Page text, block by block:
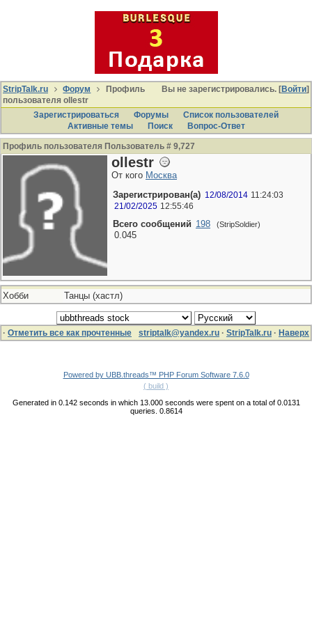
Вы не зарегистрировались. [Войти]
StripTalk.ru Форум
Профиль
пользователя ollestr
Зарегистрироваться
Форумы
Список пользователей
Активные темы
Поиcк Вопрос-Ответ
Профиль пользователя Пользователь # 9,727
ollestr
От кого Москва
Зарегистрирован(а) 12/08/2014 11:24:03
21/02/2025 12:55:46
Всего сообщений 198 (StripSoldier)
0.045
Хобби Танцы (хастл)
· Отметить все как прочтенные striptalk@yandex.ru · StripTalk.ru · Наверх
Powered by UBB.threads™ PHP Forum Software 7.6.0
( build )
Generated in 0.142 seconds in which 13.000 seconds were spent on a total of 0.0131
queries. 0.8614